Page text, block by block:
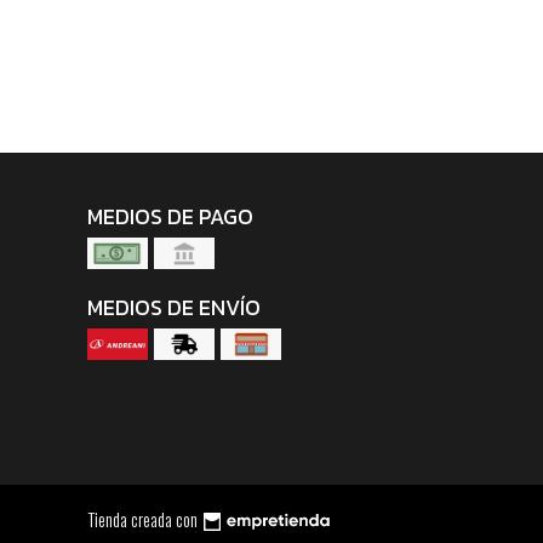
MEDIOS DE PAGO
MEDIOS DE ENVÍO
Tienda creada con